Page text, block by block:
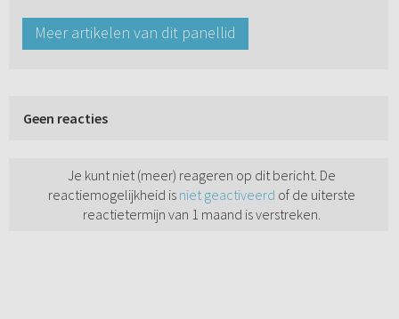
Meer artikelen van dit panellid
Geen reacties
Je kunt niet (meer) reageren op dit bericht. De
reactiemogelijkheid is niet geactiveerd of de uiterste
reactietermijn van 1 maand is verstreken.